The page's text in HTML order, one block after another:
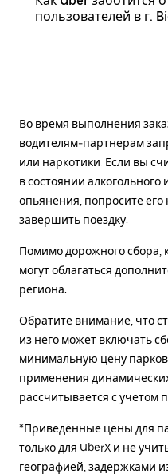
пользователей в г.
Во время выполнения
водителям-партнерам
или наркотики. Если вы
в состоянии алкогольного
опьянения, попросите
завершить поездку.
Помимо дорожного сбора,
могут облагаться
региона.
Обратите внимание, что
из него может включать
минимальную цену
применения
рассчитывается с
*Приведённые цены для
только для UberX и не
географией, задержками